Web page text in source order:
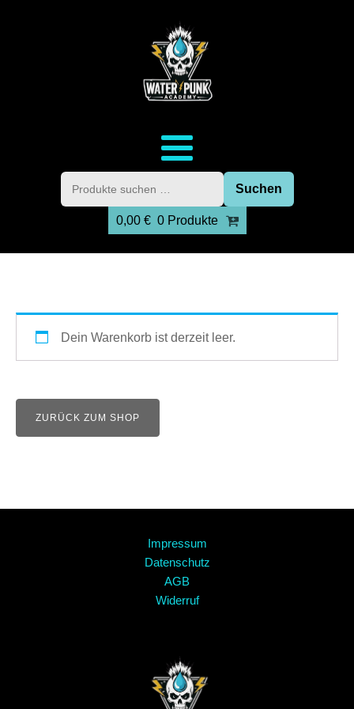
Suchen
0,00 € 0 Produkte
Dein Warenkorb ist derzeit leer.
ZURÜCK ZUM SHOP
Impressum
Datenschutz
AGB
Widerruf